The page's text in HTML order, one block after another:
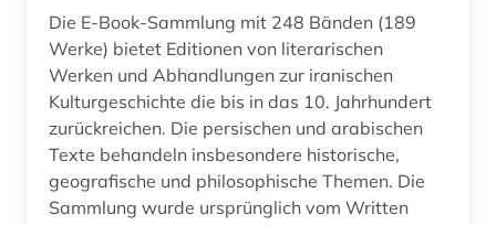
judentum (3)
katalog (1)
keilschrift (1)
klassische studien (1)
kultur (2)
Mittelamerika (1)
Moldawien (1)
Monaco (1)
Montenegro (1)
Die E-Book-Sammlung mit 248 Bänden (189
Werke) bietet Editionen von literarischen
Werken und Abhandlungen zur iranischen
Kulturgeschichte die bis in das 10. Jahrhundert
zurückreichen. Die persischen und arabischen
Texte behandeln insbesondere historische,
geografische und philosophische Themen. Die
Sammlung wurde ursprünglich vom Written